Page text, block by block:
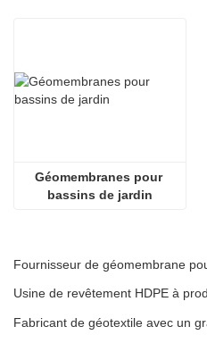
Géomembranes pour
bassins de jardin